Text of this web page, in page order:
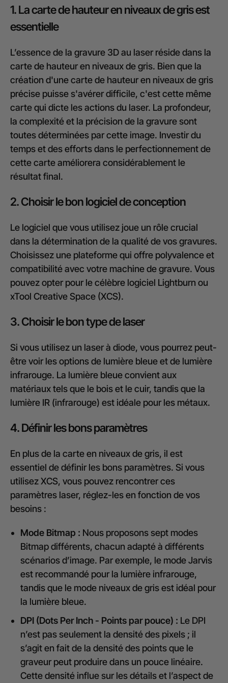
1. La carte de hauteur en niveaux de gris est
essentielle
L’essence de la gravure 3D au laser réside dans la
carte de hauteur en niveaux de gris. Bien que la
création d'une carte de hauteur en niveaux de gris
précise puisse s'avérer difficile, c'est cette même
carte qui dicte les actions du laser. La profondeur,
la complexité et la précision de la gravure sont
toutes déterminées par cette image. Investir du
temps et des efforts dans le perfectionnement de
cette carte améliorera considérablement le
résultat final.
2. Choisir le bon logiciel de conception
Le logiciel que vous utilisez joue un rôle crucial
dans la détermination de la qualité de vos gravures.
Choisissez une plateforme qui offre polyvalence et
compatibilité avec votre machine de gravure. Vous
pouvez opter pour le célèbre logiciel Lightburn ou
xTool Creative Space (XCS).
3. Choisir le bon type de laser
Si vous utilisez un laser à diode, vous pourrez peut-
être voir les options de lumière bleue et de lumière
infrarouge. La lumière bleue convient aux
matériaux tels que le bois et le cuir, tandis que la
lumière IR (infrarouge) est idéale pour les métaux.
4. Définir les bons paramètres
En plus de la carte en niveaux de gris, il est
essentiel de définir les bons paramètres. Si vous
utilisez XCS, vous pouvez rencontrer ces
paramètres laser, réglez-les en fonction de vos
besoins :
Mode Bitmap : Nous proposons sept modes
Bitmap différents, chacun adapté à différents
scénarios d’image. Par exemple, le mode Jarvis
est recommandé pour la lumière infrarouge,
tandis que le mode niveaux de gris est idéal pour
la lumière bleue.
DPI (Dots Per Inch - Points par pouce) : Le DPI
n’est pas seulement la densité des pixels ; il
s’agit en fait de la densité des points que le
graveur peut produire dans un pouce linéaire.
Cette densité influe sur les détails et l’aspect de